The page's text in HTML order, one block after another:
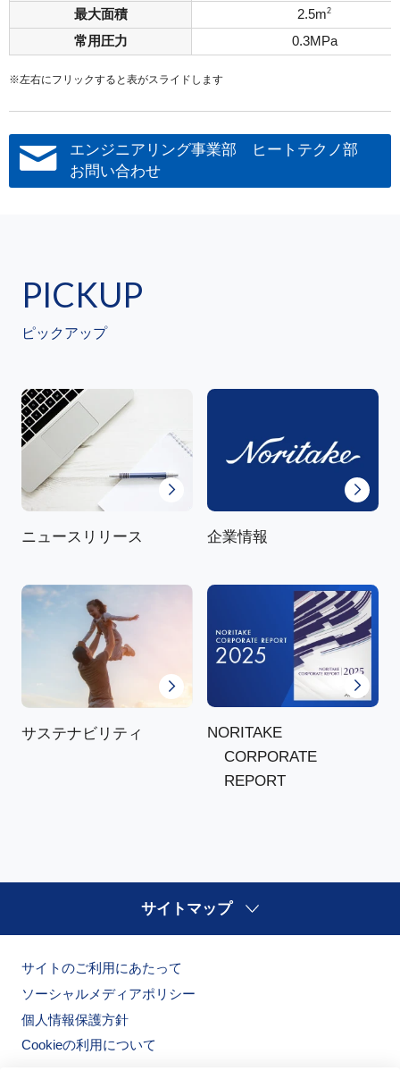
最大面積
2.5m2
常用圧力 0.3MPa
※左右にフリックすると表がスライドします
エンジニアリング事業部 ヒートテクノ部
お問い合わせ
PICKUP
ピックアップ
ニュースリリース 企業情報
サステナビリティ
NORITAKE
CORPORATE
REPORT
サイトマップ
サイトのご利用にあたって
ソーシャルメディアポリシー
個人情報保護方針
Cookieの利用について